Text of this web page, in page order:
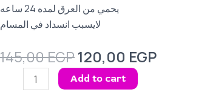
يحمي من العرق لمده 24 ساعه
لايسبب انسداد في المسام
145,00EGPOriginal
price
was:
120,00 EGPCurrent
Add to cart